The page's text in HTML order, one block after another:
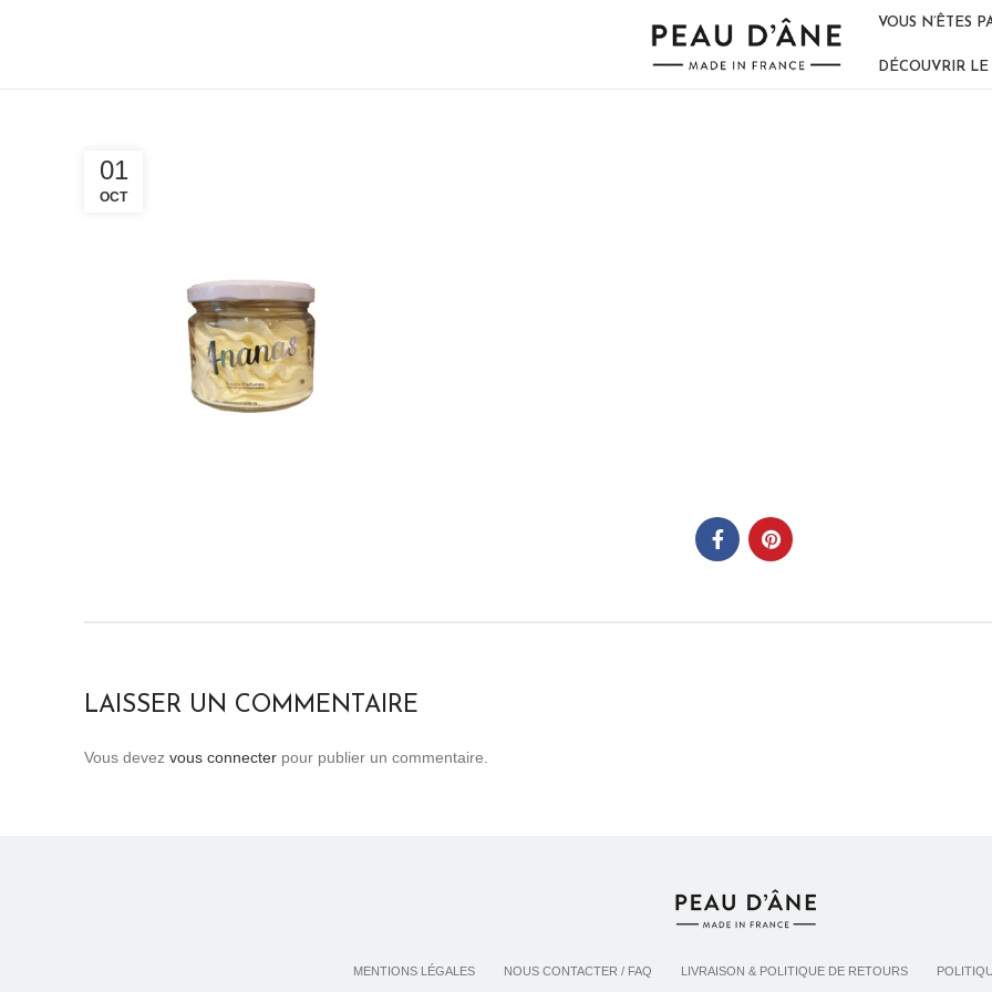
VOUS N’ÊTES
DÉCOUVRIR
01
OCT
LAISSER UN COMMENTAIRE
Vous devez vous connecter pour publier un commentaire.
MENTIONS LÉGALES NOUS CONTACTER / FAQ LIVRAISON & POLITIQUE DE RETOURS